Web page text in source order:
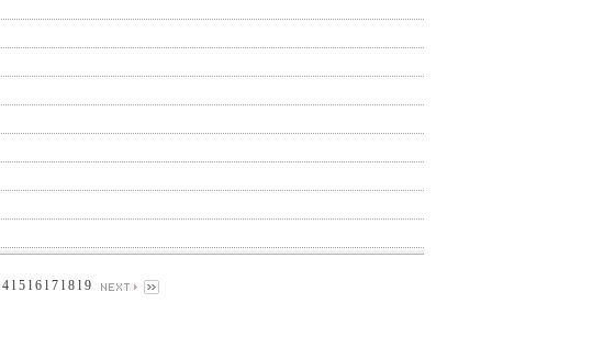
4l 5l 6l 7l 8l 9